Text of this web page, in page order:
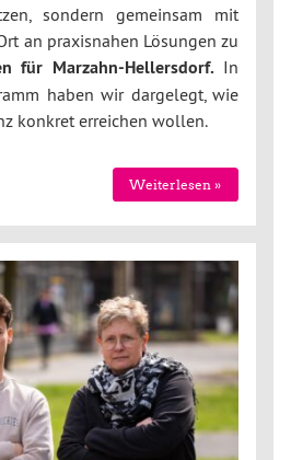
sondern gemeinsam mit
an praxisnahen Lösungen zu
für Marzahn-Hellersdorf.In
haben wir dargelegt, wie
konkret erreichen wollen.
Weiterlesen »